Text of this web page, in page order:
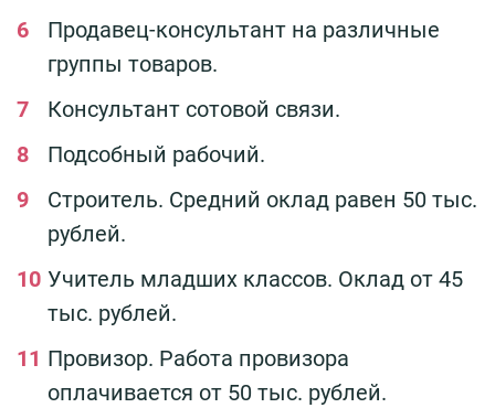
Продавец-консультант на различные
группы товаров.
Консультант сотовой связи.
Подсобный рабочий.
Строитель. Средний оклад равен 50 тыс.
рублей.
Учитель младших классов. Оклад от 45
тыс. рублей.
Провизор. Работа провизора
оплачивается от 50 тыс. рублей.